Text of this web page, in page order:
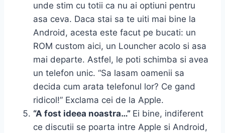
unde stim cu totii ca nu ai optiuni pentru
asa ceva. Daca stai sa te uiti mai bine la
Android, acesta este facut pe bucati: un
ROM custom aici, un Louncher acolo si asa
mai departe. Astfel, le poti schimba si avea
un telefon unic. “Sa lasam oamenii sa
decida cum arata telefonul lor? Ce gand
ridicol!” Exclama cei de la Apple.
“A fost ideea noastra…” Ei bine, indiferent
ce discutii se poarta intre Apple si Android,